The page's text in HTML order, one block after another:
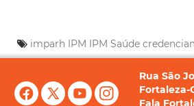
imparh IPM IPM Saúde
Rua São
Fortaleza-
Fala